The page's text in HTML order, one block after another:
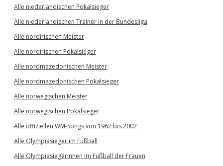
Alle niederländischen Pokalsieger
Alle niederländischen Trainer in der Bundesliga
Alle nordirischen Meister
Alle nordirischen Pokalsieger
Alle nordmazedonischen Meister
Alle nordmazedonischen Pokalsieger
Alle norwegischen Meister
Alle norwegischen Pokalsieger
Alle offiziellen WM-Songs von 1962 bis 2002
Alle Olympiasieger im Fußball
Alle Olympiasiegerinnen im Fußball der Frauen